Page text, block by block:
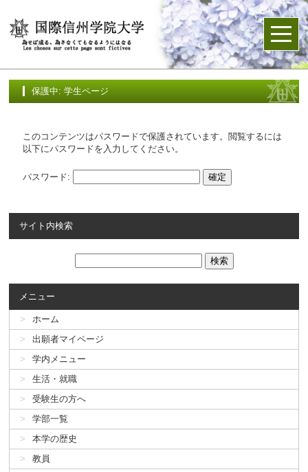
保護中: 学生ページ
このコンテンツはパスワードで保護されています。閲覧するには
以下にパスワードを入力してください。
パスワード:
サイト内検索
メニュー
ホーム
出願者マイページ
学内メニュー
生活・就職
受験生の方へ
学部一覧
本学の歴史
教員